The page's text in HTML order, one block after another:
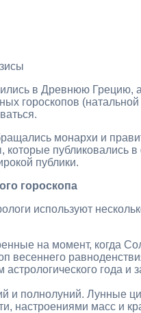
в Древнюю Грецию,
гороскопов
монархи и
которые публиковались
публики.
гороскопа
используют
на момент, когда
весеннего
года и
и полнолуний. Лунные
настроениями масс и